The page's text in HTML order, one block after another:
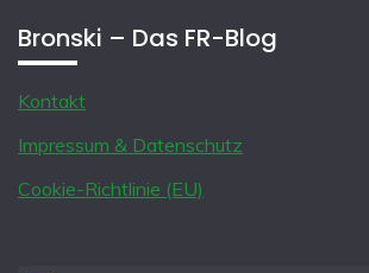
Bronski – Das FR-Blog
Kontakt
Impressum & Datenschutz
Cookie-Richtlinie (EU)